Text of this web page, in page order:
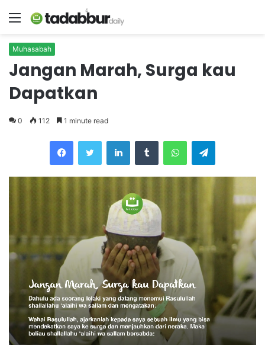
Menu
Muhasabah
Jangan Marah, Surga kau
Dapatkan
0 112 1 minute read
LinkedInTumblr WhatsAppTelegram